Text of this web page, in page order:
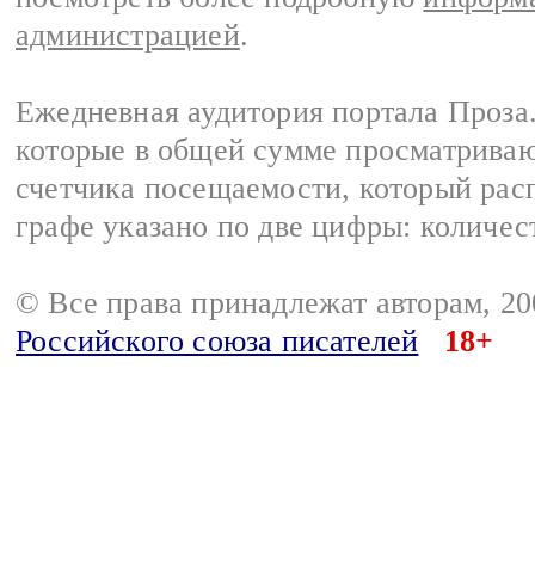
администрацией.
Ежедневная аудитория портала
которые в общей сумме
счетчика посещаемости, который
графе указано по две цифры:
© Все права принадлежат авторам,
Российского союза писателей
18+